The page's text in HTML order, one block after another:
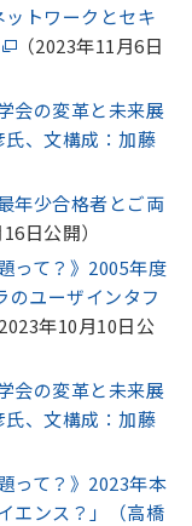
ットワークとセキ
（2023年11月6日
会の変革と未来展
、文構成：加藤
年少合格者とご両
日公開）
って？》2005年度
のユーザインタフ
年10月10日公
会の変革と未来展
、文構成：加藤
って？》2023年本
エンス？」（高橋